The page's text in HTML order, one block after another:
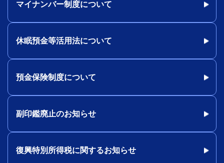
マイナンバー制度について
休眠預金等活用法について
預金保険制度について
副印鑑廃止のお知らせ
復興特別所得税に関するお知らせ